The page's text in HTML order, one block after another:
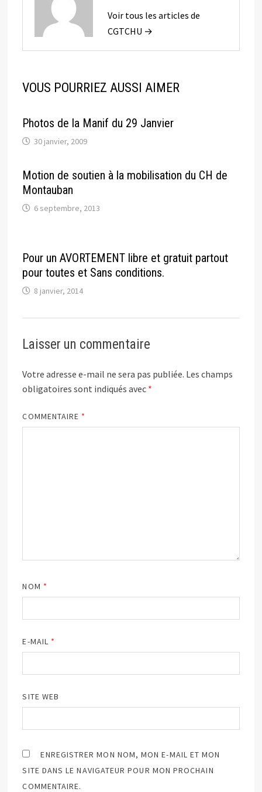
Voir tous les articles de
CGTCHU →
VOUS POURRIEZ AUSSI AIMER
Photos de la Manif du 29 Janvier
30 janvier, 2009
Motion de soutien à la mobilisation du CH de
Montauban
6 septembre, 2013
Pour un AVORTEMENT libre et gratuit partout
pour toutes et Sans conditions.
8 janvier, 2014
Laisser un commentaire
Votre adresse e-mail ne sera pas publiée. Les champs
obligatoires sont indiqués avec *
COMMENTAIRE *
NOM *
E-MAIL *
SITE WEB
ENREGISTRER MON NOM, MON E-MAIL ET MON
SITE DANS LE NAVIGATEUR POUR MON PROCHAIN
COMMENTAIRE.